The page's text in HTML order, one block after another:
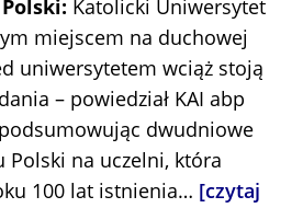
Katolicki Uniwersytet
miejscem na duchowej
uniwersytetem wciąż stoją
– powiedział KAI abp
dwudniowe
Polski na uczelni, która
100 lat istnienia… [czytaj